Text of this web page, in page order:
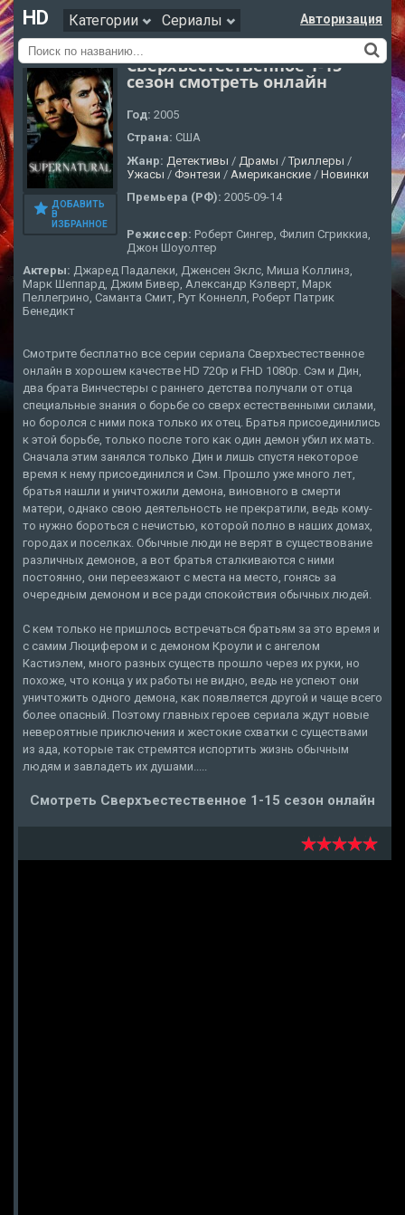
HD Категории Сериалы Авторизация
ДОБАВИТЬ
В
ИЗБРАННОЕ
Сверхъестественное 1-15
сезон смотреть онлайн
Год: 2005
Страна: США
Жанр: Детективы / Драмы / Триллеры /
Ужасы / Фэнтези / Американские / Новинки
Премьера (РФ): 2005-09-14
Режиссер: Роберт Сингер, Филип Сгриккиа,
Джон Шоуолтер
Актеры: Джаред Падалеки, Дженсен Эклс, Миша Коллинз,
Марк Шеппард, Джим Бивер, Александр Кэлверт, Марк
Пеллегрино, Саманта Смит, Рут Коннелл, Роберт Патрик
Бенедикт
Смотрите бесплатно все серии сериала Сверхъестественное
онлайн в хорошем качестве HD 720p и FHD 1080p. Сэм и Дин,
два брата Винчестеры с раннего детства получали от отца
специальные знания о борьбе со сверх естественными силами,
но боролся с ними пока только их отец. Братья присоединились
к этой борьбе, только после того как один демон убил их мать.
Сначала этим занялся только Дин и лишь спустя некоторое
время к нему присоединился и Сэм. Прошло уже много лет,
братья нашли и уничтожили демона, виновного в смерти
матери, однако свою деятельность не прекратили, ведь кому-
то нужно бороться с нечистью, которой полно в наших домах,
городах и поселках. Обычные люди не верят в существование
различных демонов, а вот братья сталкиваются с ними
постоянно, они переезжают с места на место, гонясь за
очередным демоном и все ради спокойствия обычных людей.
С кем только не пришлось встречаться братьям за это время и
с самим Люцифером и с демоном Кроули и с ангелом
Кастиэлем, много разных существ прошло через их руки, но
похоже, что конца у их работы не видно, ведь не успеют они
уничтожить одного демона, как появляется другой и чаще всего
более опасный. Поэтому главных героев сериала ждут новые
невероятные приключения и жестокие схватки с существами
из ада, которые так стремятся испортить жизнь обычным
людям и завладеть их душами.....
Смотреть Сверхъестественное 1-15 сезон онлайн